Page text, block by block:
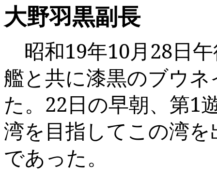
大野羽黒副長
昭和19年10月28日
艦と共に漆黒のブウ
た。 22日の早朝、第1
湾を目指してこの湾
であった。